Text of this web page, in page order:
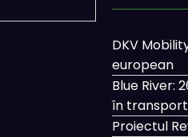
DKV
european
Blue River:
în
Proiectul